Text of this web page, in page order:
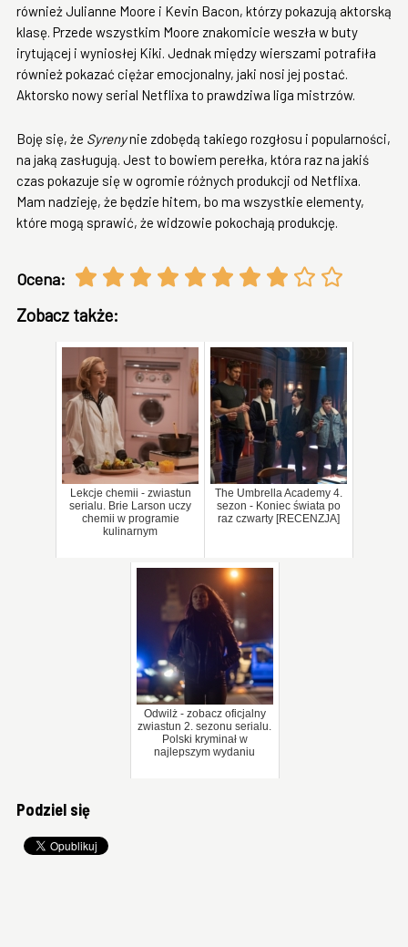
również Julianne Moore i Kevin Bacon, którzy pokazują aktorską
klasę. Przede wszystkim Moore znakomicie weszła w buty
irytującej i wyniosłej Kiki. Jednak między wierszami potrafiła
również pokazać ciężar emocjonalny, jaki nosi jej postać.
Aktorsko nowy serial Netflixa to prawdziwa liga mistrzów.
Boję się, że Syrenynie zdobędą takiego rozgłosu i popularności,
na jaką zasługują. Jest to bowiem perełka, która raz na jakiś
czas pokazuje się w ogromie różnych produkcji od Netflixa.
Mam nadzieję, że będzie hitem, bo ma wszystkie elementy,
które mogą sprawić, że widzowie pokochają produkcję.
Ocena:
Zobacz także:
Lekcje chemii - zwiastun
serialu. Brie Larson uczy
chemii w programie
kulinarnym
The Umbrella Academy 4.
sezon - Koniec świata po
raz czwarty [RECENZJA]
Odwilż - zobacz oficjalny
zwiastun 2. sezonu serialu.
Polski kryminał w
najlepszym wydaniu
Podziel się